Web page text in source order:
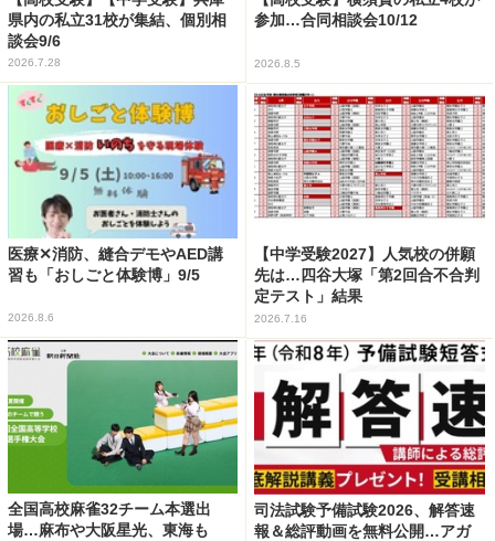
県内の私立31校が集結、個別相
談会9/6
2026.7.28
参加…合同相談会10/12
2026.8.5
医療✕消防、縫合デモやAED講
習も「おしごと体験博」9/5
2026.8.6
【中学受験2027】人気校の併願
先は…四谷大塚「第2回合不合判
定テスト」結果
2026.7.16
全国高校麻雀32チーム本選出
場…麻布や大阪星光、東海も
司法試験予備試験2026、解答速
報＆総評動画を無料公開…アガ